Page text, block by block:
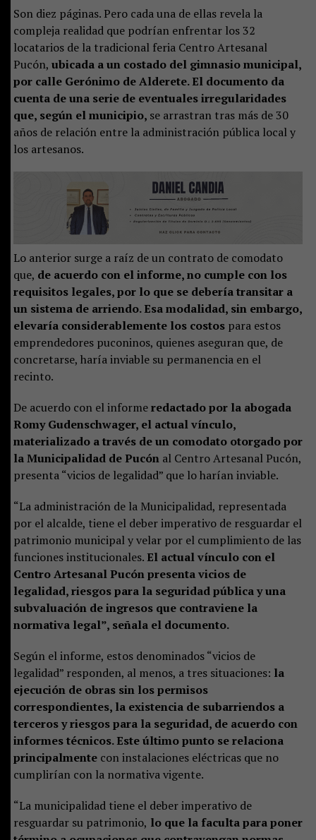
Son diez páginas. Pero cada una de ellas revela la
compleja realidad que podrían enfrentar los 32
locatarios de la tradicional feria Centro Artesanal
Pucón, ubicada a un costado del gimnasio municipal,
por calle Gerónimo de Alderete. El documento da
cuenta de una serie de eventuales irregularidades
que, según el municipio, se arrastran tras más de 30
años de relación entre la administración pública local y
los artesanos.
Lo anterior surge a raíz de un contrato de comodato
que, de acuerdo con el informe, no cumple con los
requisitos legales, por lo que se debería transitar a
un sistema de arriendo. Esa modalidad, sin embargo,
elevaría considerablemente los costospara estos
emprendedores puconinos, quienes aseguran que, de
concretarse, haría inviable su permanencia en el
recinto.
De acuerdo con el informeredactado por la abogada
Romy Gudenschwager, el actual vínculo,
materializado a través de un comodato otorgado por
la Municipalidad de Pucónal Centro Artesanal Pucón,
presenta “vicios de legalidad” que lo harían inviable.
“La administración de la Municipalidad, representada
por el alcalde, tiene el deber imperativo de resguardar el
patrimonio municipal y velar por el cumplimiento de las
funciones institucionales. El actual vínculo con el
Centro Artesanal Pucón presenta vicios de
legalidad, riesgos para la seguridad pública y una
subvaluación de ingresos que contraviene la
normativa legal”, señala el documento.
Según el informe, estos denominados “vicios de
legalidad” responden, al menos, a tres situaciones: la
ejecución de obras sin los permisos
correspondientes, la existencia de subarriendos a
terceros y riesgos para la seguridad, de acuerdo con
informes técnicos. Este último punto se relaciona
principalmentecon instalaciones eléctricas que no
cumplirían con la normativa vigente.
“La municipalidad tiene el deber imperativo de
resguardar su patrimonio, lo que la faculta para poner